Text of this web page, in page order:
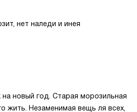
нет наледи и инея
новый год. Старая морозильная
жить. Незаменимая вещь ля всех,